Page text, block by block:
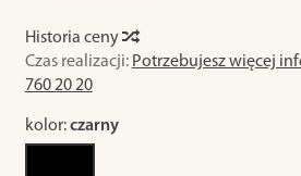
Historia ceny
Czas realizacji: Potrzebujesz więcej
760 20 20
kolor:czarny